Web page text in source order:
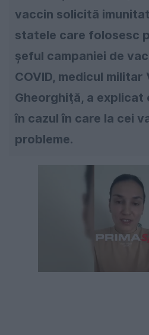
vaccin solicită
statele care folosesc
șeful campaniei de
COVID, medicul militar
Gheorghiţă, a explicat
în cazul în care la cei
probleme.